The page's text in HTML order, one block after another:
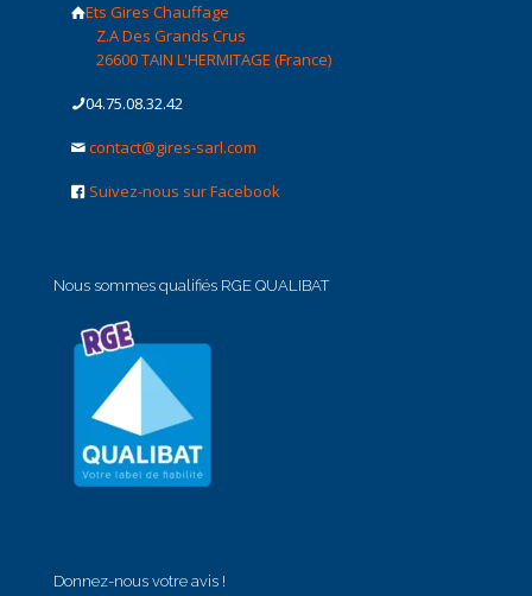
Ets Gires Chauffage
Z.A Des Grands Crus
26600 TAIN L'HERMITAGE (France)
04.75.08.32.42
contact@gires-sarl.com
Suivez-nous sur Facebook
Nous sommes qualifiés RGE QUALIBAT
Donnez-nous votre avis !